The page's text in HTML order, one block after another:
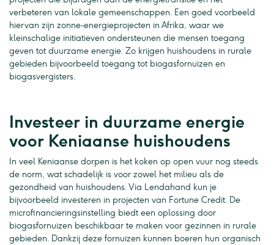
verbeteren van lokale gemeenschappen. Een goed voorbeeld
hiervan zijn zonne-energieprojecten in Afrika, waar we
kleinschalige initiatieven ondersteunen die mensen toegang
geven tot duurzame energie. Zo krijgen huishoudens in rurale
gebieden bijvoorbeeld toegang tot biogasfornuizen en
biogasvergisters.
Investeer in duurzame energie
voor Keniaanse huishoudens
In veel Keniaanse dorpen is het koken op open vuur nog steeds
de norm, wat schadelijk is voor zowel het milieu als de
gezondheid van huishoudens. Via Lendahand kun je
bijvoorbeeld investeren in projecten van Fortune Credit. De
microfinancieringsinstelling biedt een oplossing door
biogasfornuizen beschikbaar te maken voor gezinnen in rurale
gebieden. Dankzij deze fornuizen kunnen boeren hun organisch